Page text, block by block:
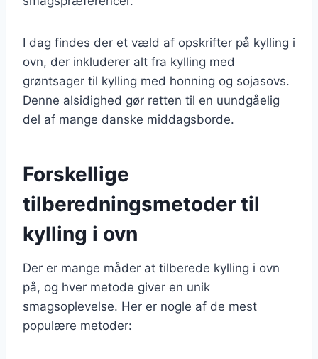
I dag findes der et væld af opskrifter på kylling i
ovn, der inkluderer alt fra kylling med
grøntsager til kylling med honning og sojasovs.
Denne alsidighed gør retten til en uundgåelig
del af mange danske middagsborde.
Forskellige
tilberedningsmetoder til
kylling i ovn
Der er mange måder at tilberede kylling i ovn
på, og hver metode giver en unik
smagsoplevelse. Her er nogle af de mest
populære metoder: